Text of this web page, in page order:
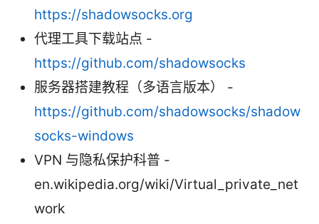
https://shadowsocks.org
代理工具下载站点 -
https://github.com/shadowsocks
服务器搭建教程（多语言版本） -
https://github.com/shadowsocks/shadow
socks-windows
VPN 与隐私保护科普 -
en.wikipedia.org/wiki/Virtual_private_net
work